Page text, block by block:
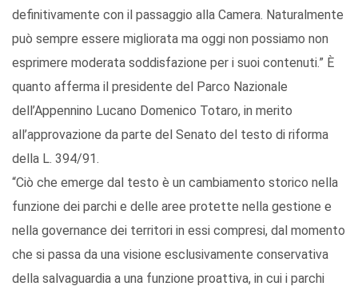
definitivamente con il passaggio alla Camera. Naturalmente
può sempre essere migliorata ma oggi non possiamo non
esprimere moderata soddisfazione per i suoi contenuti.” È
quanto afferma il presidente del Parco Nazionale
dell’Appennino Lucano Domenico Totaro, in merito
all’approvazione da parte del Senato del testo di riforma
della L. 394/91.
“Ciò che emerge dal testo è un cambiamento storico nella
funzione dei parchi e delle aree protette nella gestione e
nella governance dei territori in essi compresi, dal momento
che si passa da una visione esclusivamente conservativa
della salvaguardia a una funzione proattiva, in cui i parchi